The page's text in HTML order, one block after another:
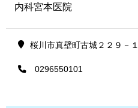
内科宮本医院
桜川市真壁町古城２２９－１
0296550101